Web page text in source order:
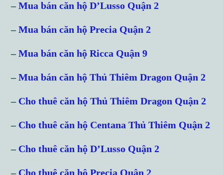
–Mua bán căn hộ D’Lusso Quận 2
–Mua bán căn hộ Precia Quận 2
–Mua bán căn hộ Ricca Quận 9
–Mua bán căn hộ Thủ Thiêm Dragon Quận 2
– Cho thuê căn hộ Thủ Thiêm Dragon Quận 2
– Cho thuê căn hộ Centana Thủ Thiêm Quận 2
– Cho thuê căn hộ D’Lusso Quận 2
– Cho thuê căn hộ Precia Quận 2